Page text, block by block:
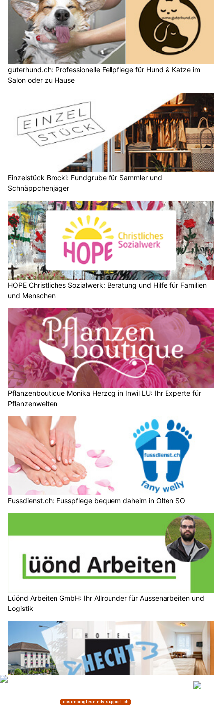
guterhund.ch: Professionelle Fellpflege für Hund & Katze im
Salon oder zu Hause
Einzelstück Brocki: Fundgrube für Sammler und
Schnäppchenjäger
HOPE Christliches Sozialwerk: Beratung und Hilfe für Familien
und Menschen
Pflanzenboutique Monika Herzog in Inwil LU: Ihr Experte für
Pflanzenwelten
Fussdienst.ch: Fusspflege bequem daheim in Olten SO
Lüönd Arbeiten GmbH: Ihr Allrounder für Aussenarbeiten und
Logistik
Hotel Hecht in Rheineck SG für entspannte Familienferien im